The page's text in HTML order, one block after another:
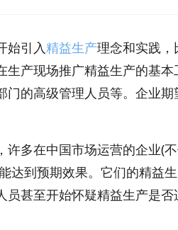
引入精益生产理念和实践，
产现场推广精益生产的基
的高级管理人员等。企业
多在中国市场运营的企业(
达到预期效果。它们的精益
员甚至开始怀疑精益生产是否